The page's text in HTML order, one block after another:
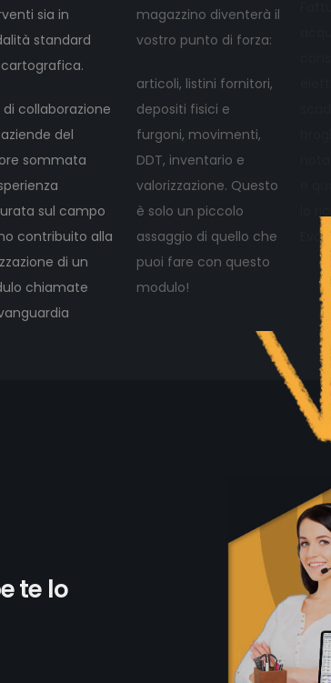
sia in
standard
di collaborazione
del
sommata
sul campo
contribuito alla
di un
chiamate
magazzino diventerà il
vostro punto di forza:
articoli, listini fornitori,
depositi fisici e
furgoni, movimenti,
DDT, inventario e
valorizzazione. Questo
è solo un piccolo
assaggio di quello che
puoi fare con questo
modulo!
te lo